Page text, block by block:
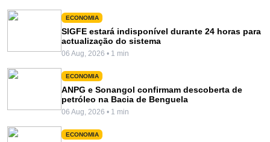
ECONOMIA
SIGFE estará indisponível durante 24 horas para
actualização do sistema
06 Aug, 2026 • 1 min
ECONOMIA
ANPG e Sonangol confirmam descoberta de
petróleo na Bacia de Benguela
06 Aug, 2026 • 1 min
ECONOMIA